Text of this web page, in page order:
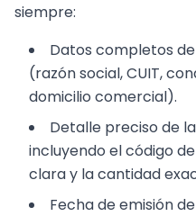
siempre:
Datos completos del emisor y del receptor
(razón social, CUIT,
domicilio comercial).
Detalle preciso de la mercadería transportada,
incluyendo el código
clara y la cantidad
Fecha de emisión del documento y la dirección